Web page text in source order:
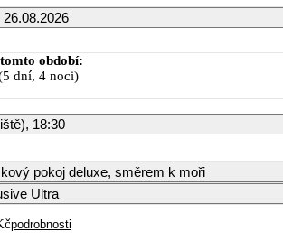
26.08.2026
Srpen 2026
PO ÚT ST ČT PÁ
období:
dní, 4 noci)
18:30
pokoj deluxe, směrem k moři
Ultra
podrobnosti